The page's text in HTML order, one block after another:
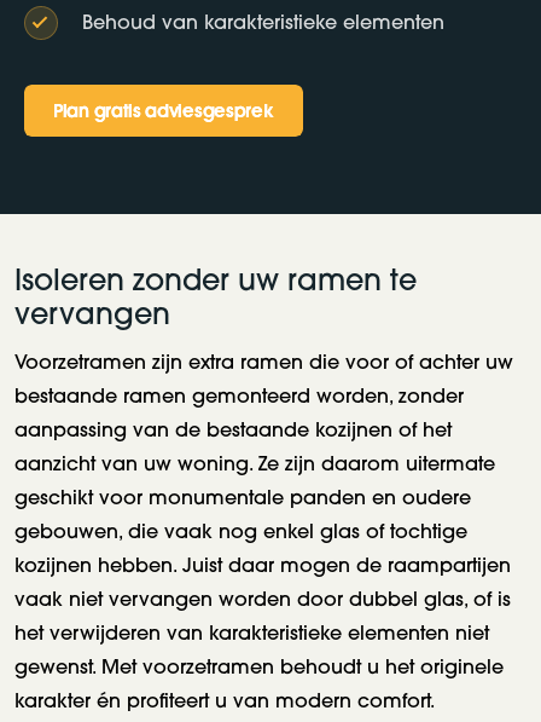
Behoud van karakteristieke elementen
Plan gratis adviesgesprek
Plan gratis adviesgesprek
Isoleren zonder uw ramen te
vervangen
Voorzetramen zijn extra ramen die voor of achter uw
bestaande ramen gemonteerd worden, zonder
aanpassing van de bestaande kozijnen of het
aanzicht van uw woning. Ze zijn daarom uitermate
geschikt voor monumentale panden en oudere
gebouwen, die vaak nog enkel glas of tochtige
kozijnen hebben. Juist daar mogen de raampartijen
vaak niet vervangen worden door dubbel glas, of is
het verwijderen van karakteristieke elementen niet
gewenst. Met voorzetramen behoudt u het originele
karakter én profiteert u van modern comfort.